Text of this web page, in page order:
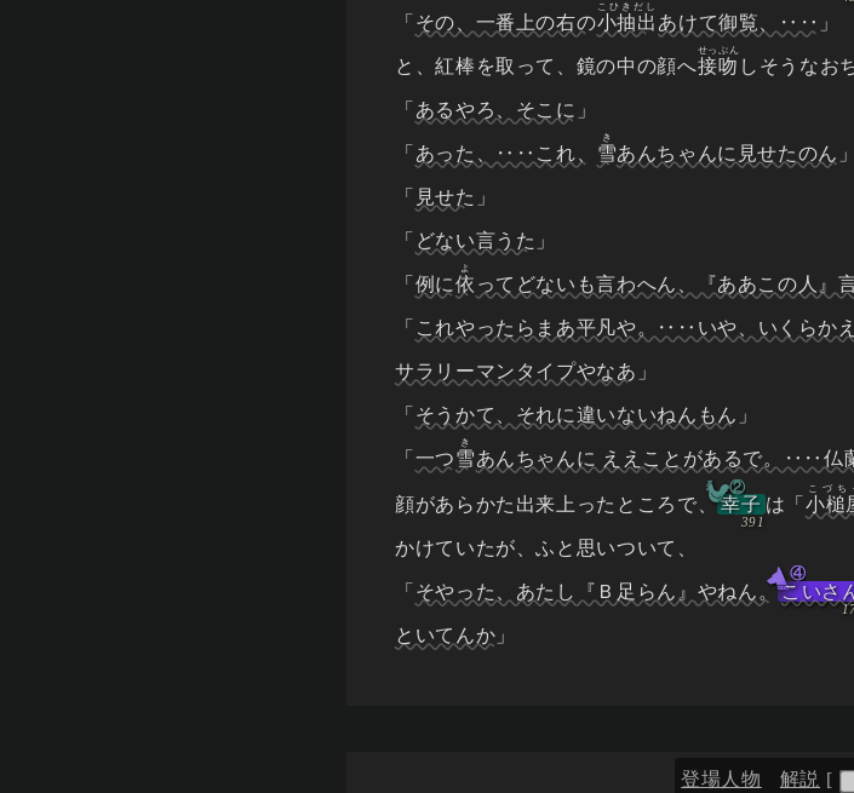
「 その、一番上の右の小抽出
こひきだし
あけて御覧、‥‥ 」
と、紅棒を取って、鏡の中の顔へ接吻
せっぷん
しそうなお
「 あるやろ、そこに 」
「 あった、‥‥これ、 雪
き
あんちゃんに見せたのん 」
「 見せた 」
「 どない言うた 」
「 例に依
よ
ってどないも言わへん、『ああこの人』
「 これやったらまあ平凡や。‥‥いや、いくらか
サラリーマンタイプやなあ 」
「 そうかて、それに違いないねんもん 」
「 一つ雪
き
あんちゃんに ええことがあるで。‥‥仏
顔があらかた出来上ったところで、幸子
②
は「 小槌
こづち
かけていたが、ふと思いついて、
「 そやった、あたし『Ｂ足らん』やねん。こいさ
④
といてんか 」
登場人物 解説 [